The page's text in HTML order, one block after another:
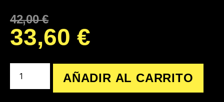
42,00€
33,60 €
AÑADIR AL CARRITO